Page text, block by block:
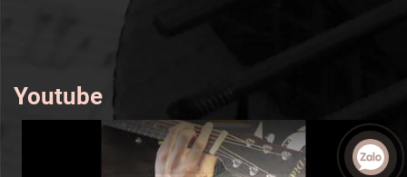
Youtube